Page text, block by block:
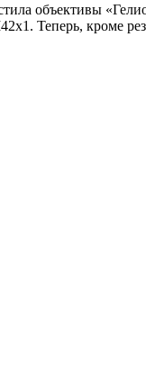
объективы
Теперь, кроме